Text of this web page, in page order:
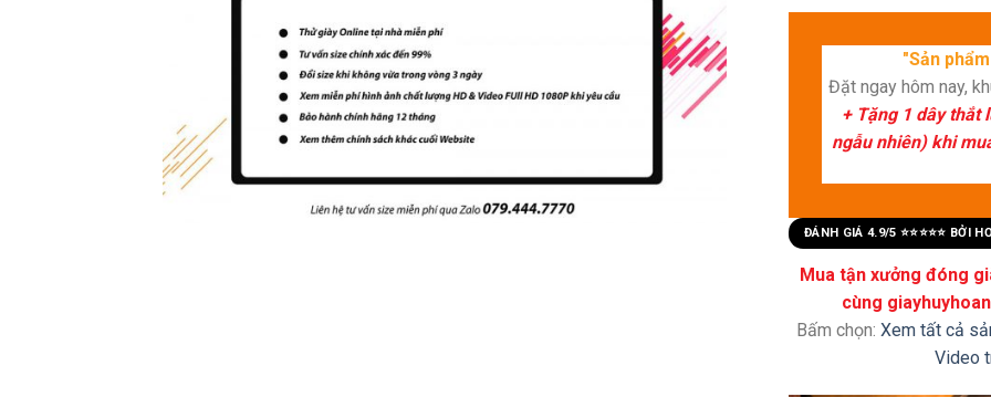
"Sản
Đặt ngay hôm nay,
+ Tặng 1 dây thắt
ngẫu nhiên) khi
ĐÁNH GIÁ 4.9/5 ⭐⭐⭐⭐⭐ BỞI
Mua tận xưởng đóng
cùng
Bấm chọn: Xem tất cả
Video